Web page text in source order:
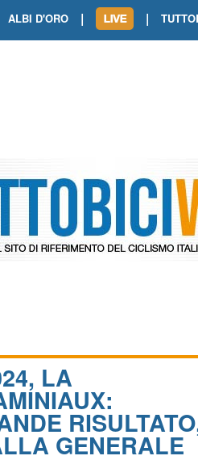
ALBI D'ORO |
TOUR DE
TOUR DE FRANCE.
|
LA
GENERALE